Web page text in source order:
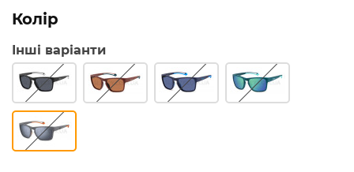
Колір
Інші варіанти